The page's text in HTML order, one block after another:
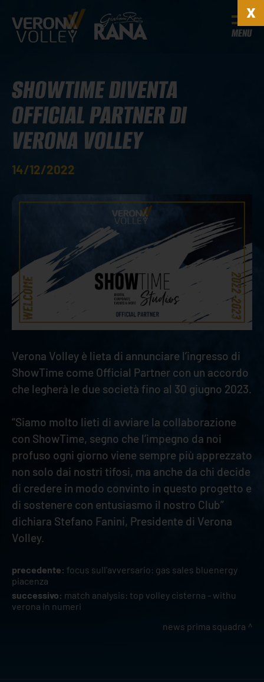
MENU
SHOWTIME DIVENTA
OFFICIAL PARTNER DI
VERONA VOLLEY
14/12/2022
Verona Volley è lieta di annunciare l’ingresso di
ShowTime come Official Partner con un accordo
che legherà le due società fino al 30 giugno 2023.
“Siamo molto lieti di avviare la collaborazione
con ShowTime, segno che l’impegno da noi
profuso ogni giorno viene sempre più apprezzato
non solo dai nostri tifosi, ma anche da chi decide
di credere in modo convinto in questo progetto e
di sostenere con entusiasmo il nostro Club”
dichiara Stefano Fanini, Presidente di Verona
Volley.
precedente: focus sull'avversario: gas sales bluenergy
piacenza
successivo: match analysis: top volley cisterna - withu
verona in numeri
news prima squadra